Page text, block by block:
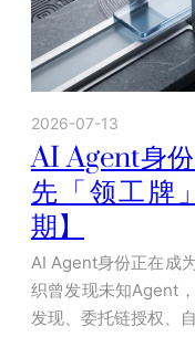
2026-07-13
AI Agent身
先「领工牌
期】
AI Agent身份正在成
织曾发现未知Agent
发现、委托链授权、